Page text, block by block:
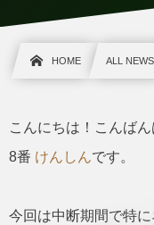
HOME ALL NEWS
こんにちは！こんば
8番 けんしんです。
今回は中断期間で特